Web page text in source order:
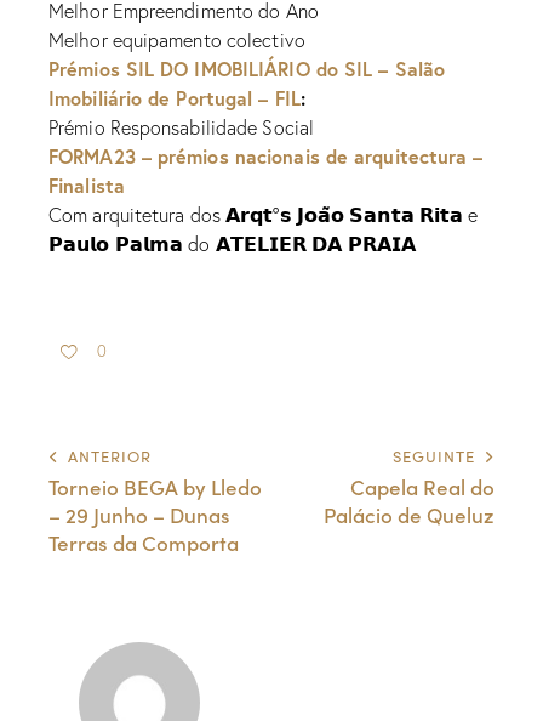
Melhor Empreendimento do Ano
Melhor equipamento colectivo
Prémios SIL DO IMOBILIÁRIO do SIL – Salão
Imobiliário de Portugal – FIL:
Prémio Responsabilidade Social
FORMA23 – prémios nacionais de arquitectura –
Finalista
Com arquitetura dos 𝗔𝗿𝗾𝘁º𝘀 𝗝𝗼𝗮̃𝗼 𝗦𝗮𝗻𝘁𝗮 𝗥𝗶𝘁𝗮 e
𝗣𝗮𝘂𝗹𝗼 𝗣𝗮𝗹𝗺𝗮 do 𝗔𝗧𝗘𝗟𝗜𝗘𝗥 𝗗𝗔 𝗣𝗥𝗔𝗜𝗔
0
ANTERIOR
Torneio BEGA by Lledo
– 29 Junho – Dunas
Terras da Comporta
SEGUINTE
Capela Real do
Palácio de Queluz